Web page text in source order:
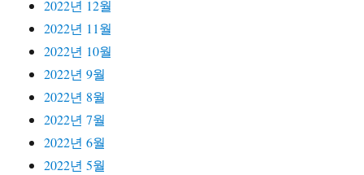
2022년 12월
2022년 11월
2022년 10월
2022년 9월
2022년 8월
2022년 7월
2022년 6월
2022년 5월